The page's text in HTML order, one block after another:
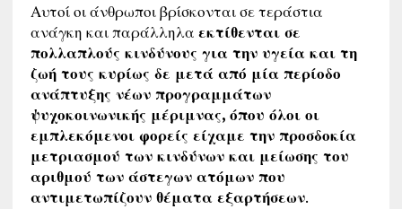
Αυτοί οι άνθρωποι βρίσκονται σε τεράστια
ανάγκη και παράλληλα εκτίθενται σε
πολλαπλούς κινδύνους για την υγεία και τη
ζωή τους κυρίως δε μετά από μία περίοδο
ανάπτυξης νέων προγραμμάτων
ψυχοκοινωνικής μέριμνας, όπου όλοι οι
εμπλεκόμενοι φορείς είχαμε την προσδοκία
μετριασμού των κινδύνων και μείωσης του
αριθμού των άστεγων ατόμων που
αντιμετωπίζουν θέματα εξαρτήσεων.